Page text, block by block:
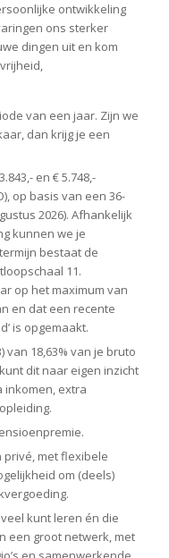
ontwikkeling
ons sterker
dingen uit en kom
van een jaar. Zijn we
dan krijg je een
en € 5.748,-
op basis van een 36-
2026). Afhankelijk
kunnen we je
bestaat de
11.
op het maximum van
en dat een recente
is opgemaakt.
van 18,63% van je bruto
dit naar eigen inzicht
inkomen, extra
privé, met flexibele
om (deels)
kunt leren én die
een groot netwerk, met